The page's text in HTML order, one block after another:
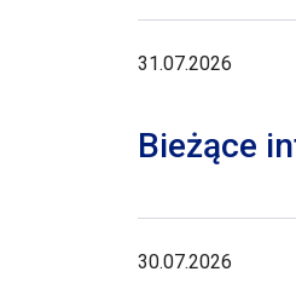
31.07.2026
Bieżące
30.07.2026